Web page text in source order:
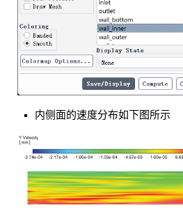
内侧面的速度分布如下图所示